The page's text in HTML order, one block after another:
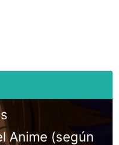
Anime (según